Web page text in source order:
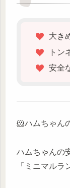
大き
トン
安全
🐹ハムちゃん
ハムちゃんの
「ミニマルラ